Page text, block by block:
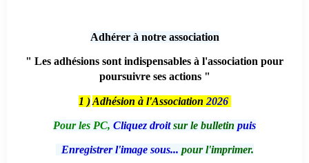
Adhérer à notre association
" Les adhésions sont indispensables à l'association pour
poursuivre ses actions "
1 ) Adhésion à l'Association 2026
Pour les PC, Cliquez droitsur le bulletin puis
Enregistrer l'image sous... pour l'imprimer.